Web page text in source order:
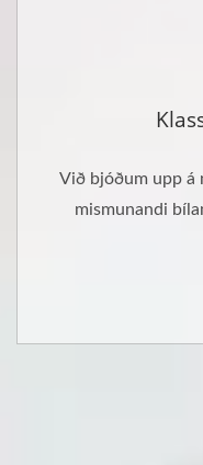
Við bjóðum upp á
mismunandi